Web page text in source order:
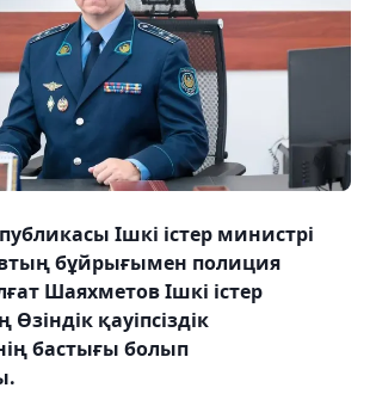
Ішкі істер министрі
бұйрығымен полиция
Шаяхметов Ішкі істер
Өзіндік қауіпсіздік
бастығы болып